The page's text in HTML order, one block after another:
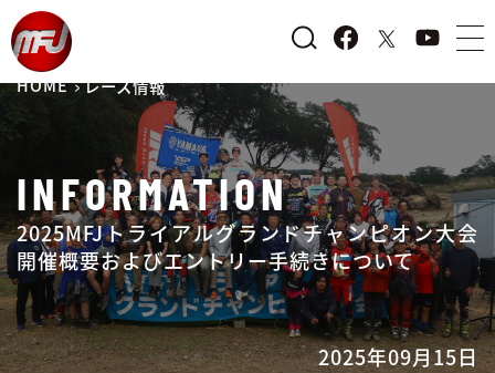
HOME レース情報
INFORMATION
2025MFJトライアルグランドチャンピオン大会
開催概要およびエントリー手続きについて
2025年09月15日